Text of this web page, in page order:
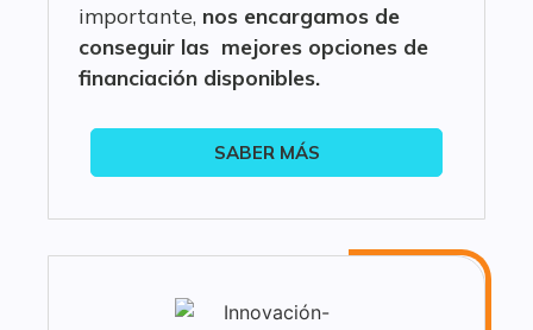
importante, nos encargamos de
conseguir las mejores opciones de
financiación disponibles.
SABER MÁS